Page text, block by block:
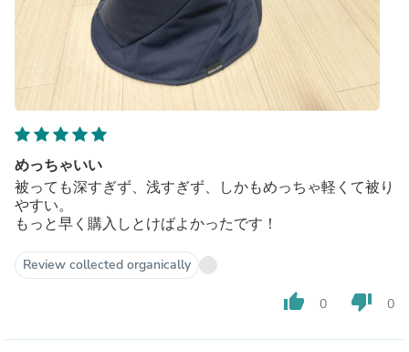
めっちゃいい
被っても深すぎず、浅すぎず、しかもめっちゃ軽くて被り
やすい。
もっと早く購入しとけばよかったです！
Review collected organically
thumb_up 0 thumb_down 0